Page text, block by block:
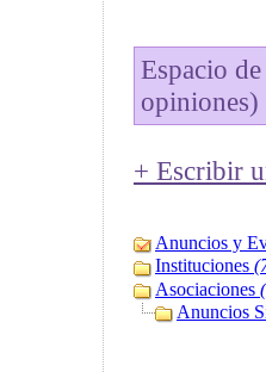
Espacio
opiniones)
+ Escribir
Anuncios y
Instituciones
Asociaciones
Anuncios